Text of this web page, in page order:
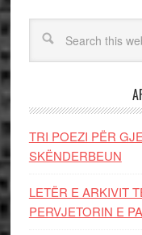
TRI POEZI PËR
SKËNDERBEUN
LETËR E ARKIVIT
PERVJETORIN E